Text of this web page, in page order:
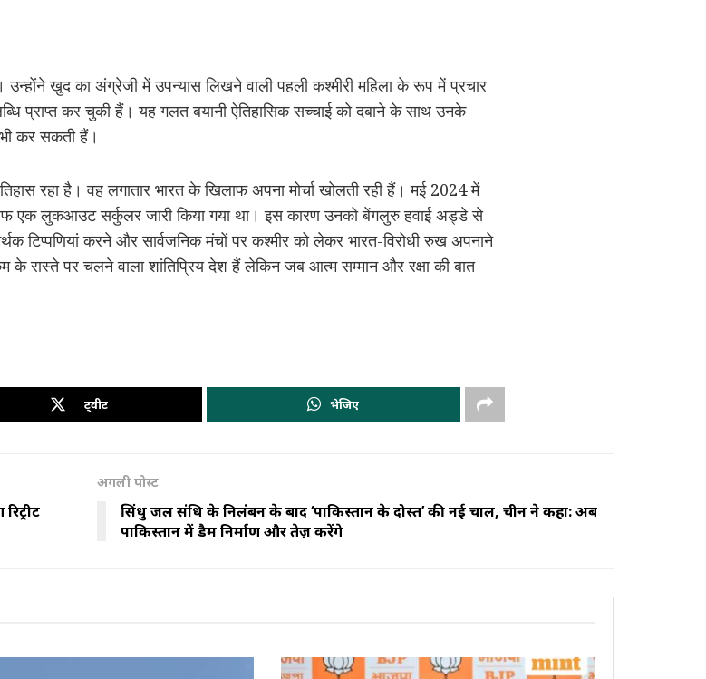
उन्होंने खुद का अंग्रेजी में उपन्यास लिखने वाली पहली कश्मीरी महिला के रूप में प्रचार
प्राप्त कर चुकी हैं। यह गलत बयानी ऐतिहासिक सच्चाई को दबाने के साथ उनके
कर सकती हैं।
रहा है। वह लगातार भारत के खिलाफ अपना मोर्चा खोलती रही हैं। मई 2024 में
एक लुकआउट सर्कुलर जारी किया गया था। इस कारण उनको बेंगलुरु हवाई अड्डे से
टिप्पणियां करने और सार्वजनिक मंचों पर कश्मीर को लेकर भारत-विरोधी रुख अपनाने
रास्ते पर चलने वाला शांतिप्रिय देश हैं लेकिन जब आत्म सम्मान और रक्षा की बात
ट्वीट भेजिए
अगली पोस्ट
सिंधु जल संधि के निलंबन के बाद ‘पाकिस्तान के दोस्त’ की नई चाल, चीन ने कहा: अब
पाकिस्तान में डैम निर्माण और तेज़ करेंगे